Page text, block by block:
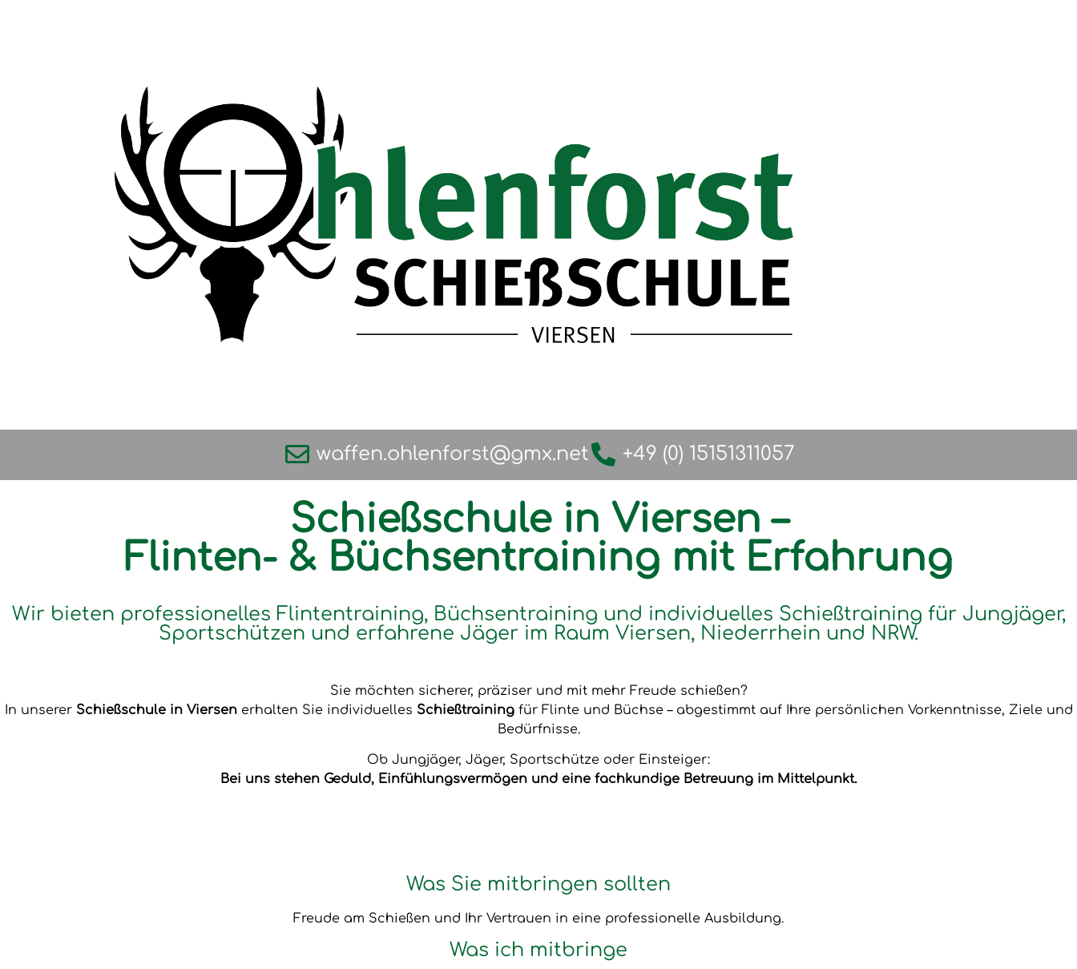
waffen.ohlenforst@gmx.net +49 (0) 15151311057
Schießschule in Viersen –
Flinten- & Büchsentraining mit Erfahrung
Wir bieten professionelles Flintentraining, Büchsentraining und individuelles Schießtraining für Jungjäger,
Sportschützen und erfahrene Jäger im Raum Viersen, Niederrhein und NRW.
Sie möchten sicherer, präziser und mit mehr Freude schießen?
In unserer Schießschule in Viersenerhalten Sie individuelles Schießtrainingfür Flinte und Büchse – abgestimmt auf Ihre persönlichen Vorkenntnisse, Ziele und
Bedürfnisse.
Ob Jungjäger, Jäger, Sportschütze oder Einsteiger:
Bei uns stehen Geduld, Einfühlungsvermögen und eine fachkundige Betreuung im Mittelpunkt.
Was Sie mitbringen sollten
Freude am Schießen und Ihr Vertrauen in eine professionelle Ausbildung.
Was ich mitbringe